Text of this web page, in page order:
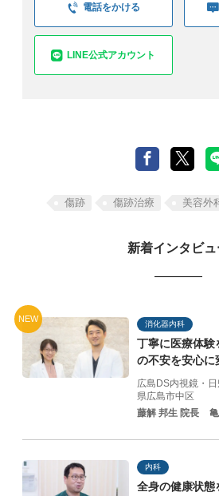
電話をかける
LINE公式アカウント
傷跡 傷跡治療 美容外
新着インタビュ
NEW
消化器内科
丁寧に医療体験
の不安を安心に
広島DS内視鏡・
県広島市中区
藤解 邦生 院長
内科
全身の健康状態